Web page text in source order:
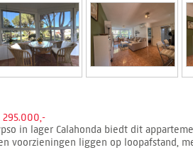
295.000,-
in lager Calahonda biedt dit
voorzieningen liggen op loopafstand,